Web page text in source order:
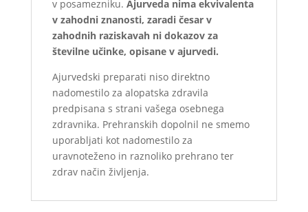
v posamezniku. Ajurveda nima ekvivalenta
v zahodni znanosti, zaradi česar v
zahodnih raziskavah ni dokazov za
številne učinke, opisane v ajurvedi.
Ajurvedski preparati niso direktno
nadomestilo za alopatska zdravila
predpisana s strani vašega osebnega
zdravnika. Prehranskih dopolnil ne smemo
uporabljati kot nadomestilo za
uravnoteženo in raznoliko prehrano ter
zdrav način življenja.